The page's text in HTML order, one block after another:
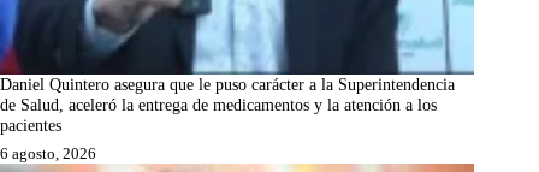
Daniel Quintero asegura que le puso carácter a la Superintendencia
de Salud, aceleró la entrega de medicamentos y la atención a los
pacientes
6 agosto, 2026